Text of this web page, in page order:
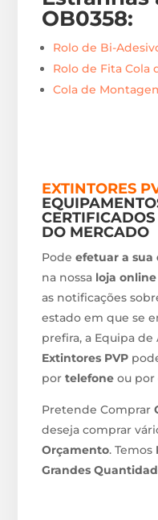
OB0358:
Rolo de Bi-
Rolo de Fita Cola
Cola de
EXTINTORES
DO MERCADO
Podeefetuar a sua
na nossa loja online
as notificações
estado em que se
prefira, a Equipa
Extintores PVP
portelefone ou por
Pretende Comprar
deseja comprar
Orçamento. Temos
Grandes